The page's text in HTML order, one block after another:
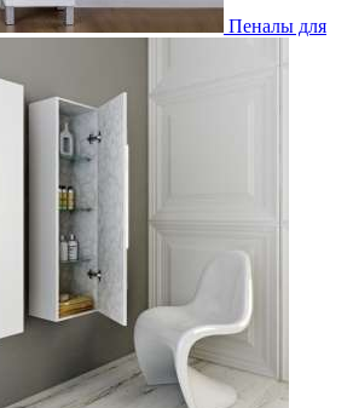
Пеналы для